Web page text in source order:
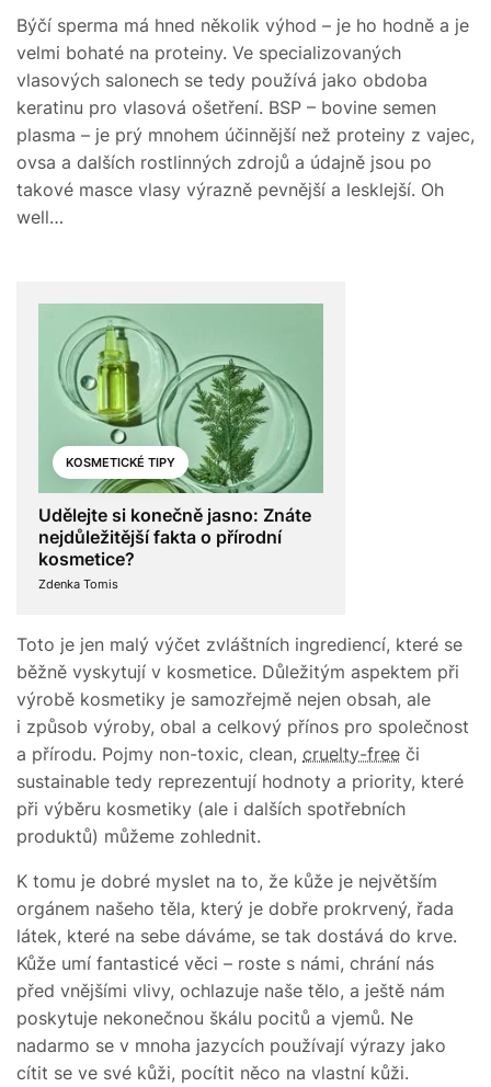
Býčí sperma má hned několik výhod – je ho hodně a je
velmi bohaté na proteiny. Ve specializovaných
vlasových salonech se tedy používá jako obdoba
keratinu pro vlasová ošetření. BSP – bovine semen
plasma – je prý mnohem účinnější než proteiny z vajec,
ovsa a dalších rostlinných zdrojů a údajně jsou po
takové masce vlasy výrazně pevnější a lesklejší. Oh
well…
KOSMETICKÉ TIPY
Udělejte si konečně jasno: Znáte
nejdůležitější fakta o přírodní
kosmetice?
Zdenka Tomis
Toto je jen malý výčet zvláštních ingrediencí, které se
běžně vyskytují v kosmetice. Důležitým aspektem při
výrobě kosmetiky je samozřejmě nejen obsah, ale
i způsob výroby, obal a celkový přínos pro společnost
a přírodu. Pojmy non-toxic, clean, cruelty-free či
sustainable tedy reprezentují hodnoty a priority, které
při výběru kosmetiky (ale i dalších spotřebních
produktů) můžeme zohlednit.
K tomu je dobré myslet na to, že kůže je největším
orgánem našeho těla, který je dobře prokrvený, řada
látek, které na sebe dáváme, se tak dostává do krve.
Kůže umí fantasticé věci – roste s námi, chrání nás
před vnějšími vlivy, ochlazuje naše tělo, a ještě nám
poskytuje nekonečnou škálu pocitů a vjemů. Ne
nadarmo se v mnoha jazycích používají výrazy jako
cítit se ve své kůži, pocítit něco na vlastní kůži.